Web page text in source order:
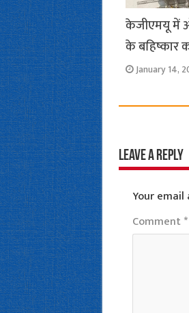
केजीएमयू में
के बहिष्कार
January 14,
Leave a Reply
Your email
Comment*